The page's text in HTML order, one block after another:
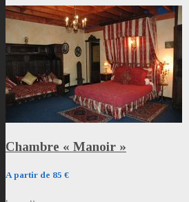
Chambre « Manoir »
A partir de 85 €